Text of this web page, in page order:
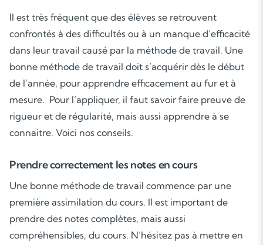
Il est très fréquent que des élèves se retrouvent
confrontés à des difficultés ou à un manque d’efficacité
dans leur travail causé par la méthode de travail. Une
bonne méthode de travail doit s’acquérir dès le début
de l’année, pour apprendre efficacement au fur et à
mesure. Pour l’appliquer, il faut savoir faire preuve de
rigueur et de régularité, mais aussi apprendre à se
connaitre. Voici nos conseils.
Prendre correctement les notes en cours
Une bonne méthode de travail commence par une
première assimilation du cours. Il est important de
prendre des notes complètes, mais aussi
compréhensibles, du cours. N’hésitez pas à mettre en